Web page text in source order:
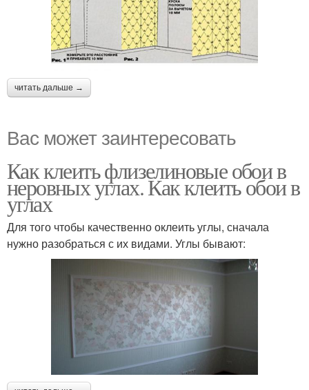
читать дальше →
Вас может заинтересовать
Как клеить флизелиновые обои в
неровных углах. Как клеить обои в
углах
Для того чтобы качественно оклеить углы, сначала
нужно разобраться с их видами. Углы бывают: